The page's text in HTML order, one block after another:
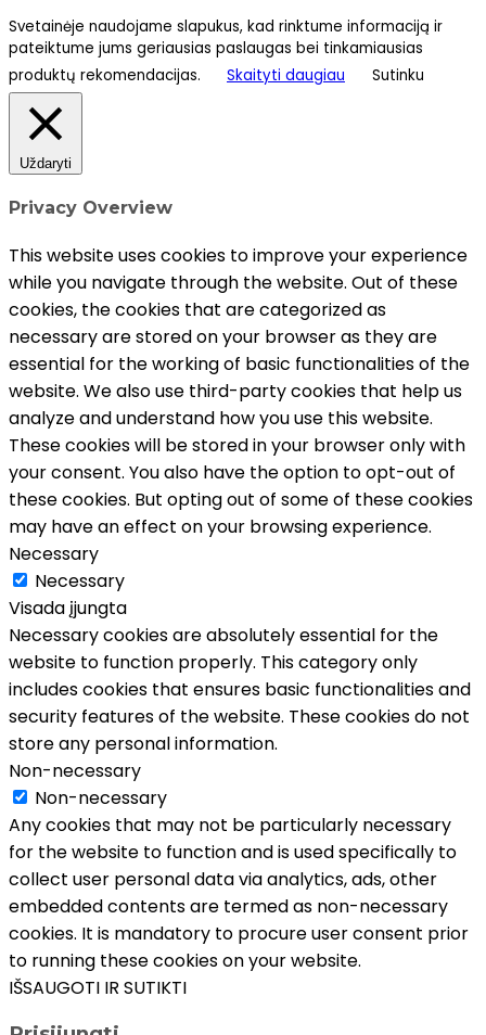
Svetainėje naudojame slapukus, kad rinktume informaciją ir
pateiktume jums geriausias paslaugas bei tinkamiausias
produktų rekomendacijas.
Skaityti daugiau Sutinku
Uždaryti
Privacy Overview
This website uses cookies to improve your experience
while you navigate through the website. Out of these
cookies, the cookies that are categorized as
necessary are stored on your browser as they are
essential for the working of basic functionalities of the
website. We also use third-party cookies that help us
analyze and understand how you use this website.
These cookies will be stored in your browser only with
your consent. You also have the option to opt-out of
these cookies. But opting out of some of these cookies
may have an effect on your browsing experience.
Necessary
Necessary
Visada įjungta
Necessary cookies are absolutely essential for the
website to function properly. This category only
includes cookies that ensures basic functionalities and
security features of the website. These cookies do not
store any personal information.
Non-necessary
Non-necessary
Any cookies that may not be particularly necessary
for the website to function and is used specifically to
collect user personal data via analytics, ads, other
embedded contents are termed as non-necessary
cookies. It is mandatory to procure user consent prior
to running these cookies on your website.
IŠSAUGOTI IR SUTIKTI